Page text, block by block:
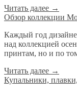
Читать далее →
Обзор коллекции
Каждый год
над коллекцией
принтам, но и по
Читать далее →
Купальники,